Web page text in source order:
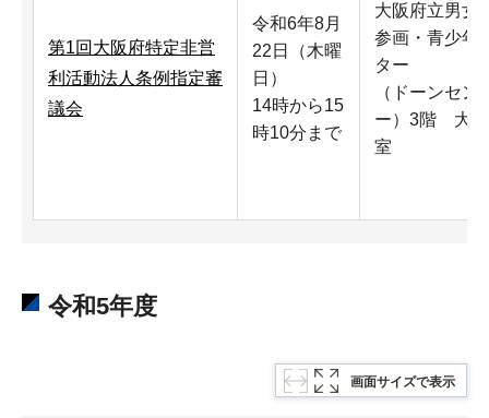
第1回大阪府特定非営
利活動法人条例指定審
議会
令和6年8月
22日（木曜
日）
14時から15
時10分まで
大阪府立男女
参画・青少年
ター
（ドーンセン
ー）3階 大
室
令和5年度
画面サイズで表示